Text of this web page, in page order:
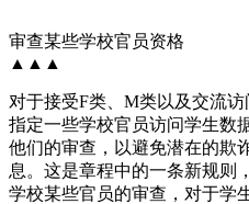
审查某些学校官员资格
▲▲▲
对于接受F类、M类以及交流
指定一些学校官员访问学生数
他们的审查，以避免潜在的欺
息。这是章程中的一条新规则
学校某些官员的审查，对于学